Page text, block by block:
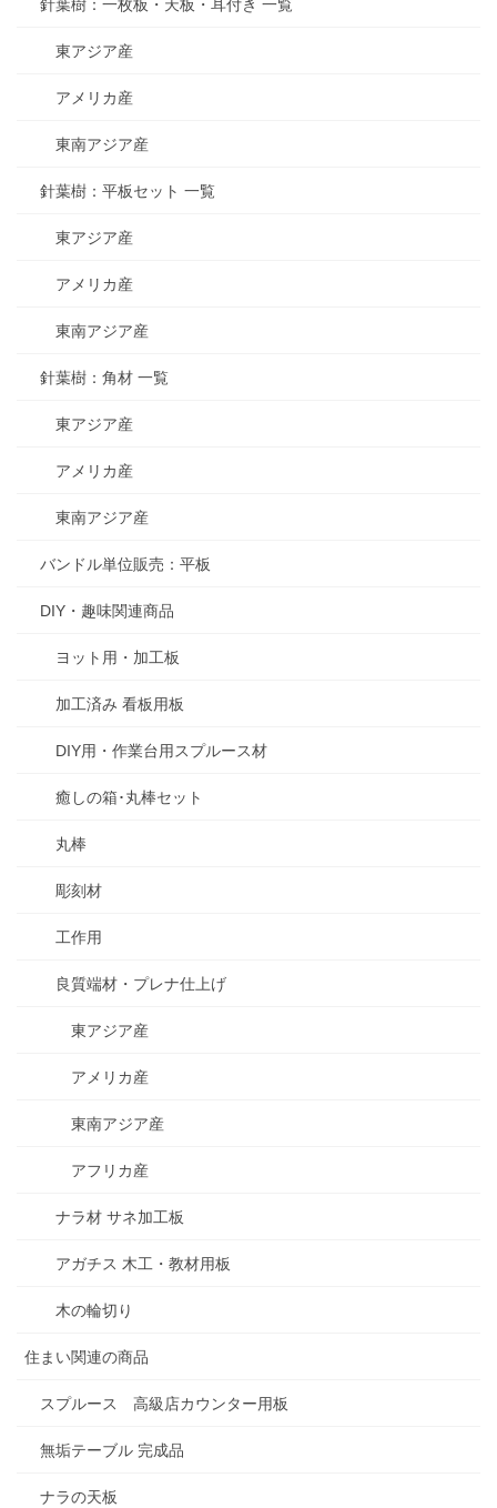
針葉樹：一枚板・天板・耳付き 一覧
東アジア産
アメリカ産
東南アジア産
針葉樹：平板セット 一覧
東アジア産
アメリカ産
東南アジア産
針葉樹：角材 一覧
東アジア産
アメリカ産
東南アジア産
バンドル単位販売：平板
DIY・趣味関連商品
ヨット用・加工板
加工済み 看板用板
DIY用・作業台用スプルース材
癒しの箱･丸棒セット
丸棒
彫刻材
工作用
良質端材・プレナ仕上げ
東アジア産
アメリカ産
東南アジア産
アフリカ産
ナラ材 サネ加工板
アガチス 木工・教材用板
木の輪切り
住まい関連の商品
スプルース 高級店カウンター用板
無垢テーブル 完成品
ナラの天板